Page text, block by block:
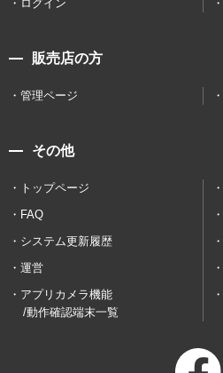
ログイン
販売店の方
管理ページ
その他
トップページ
FAQ
システム更新履歴
運営
アプリカメラ機能
/動作確認端末一覧